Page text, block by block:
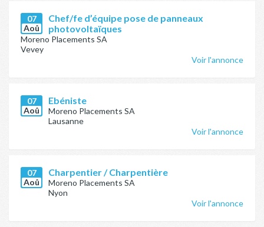
07
Aoû
Chef/fe d’équipe pose de panneaux
photovoltaïques
Moreno Placements SA
Vevey
Voir l'annonce
07
Aoû
Ebéniste
Moreno Placements SA
Lausanne
Voir l'annonce
07
Aoû
Charpentier / Charpentière
Moreno Placements SA
Nyon
Voir l'annonce